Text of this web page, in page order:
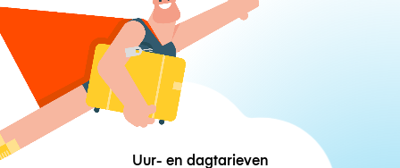
Uur- en dagtarieven